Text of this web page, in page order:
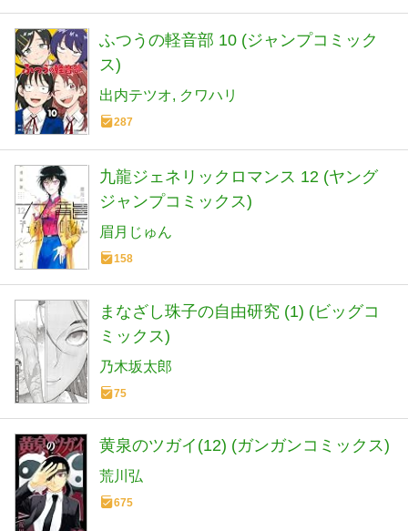
ふつうの軽音部 10 (ジャンプコミック
ス)
出内テツオ クワハリ
287
九龍ジェネリックロマンス 12 (ヤング
ジャンプコミックス)
眉月じゅん
158
まなざし珠子の自由研究 (1) (ビッグコ
ミックス)
乃木坂太郎
75
黄泉のツガイ(12) (ガンガンコミックス)
荒川弘
675